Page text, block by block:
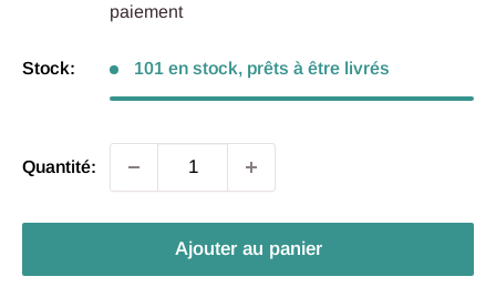
paiement
Stock: 101 en stock, prêts à être livrés
Quantité:
Ajouter au panier